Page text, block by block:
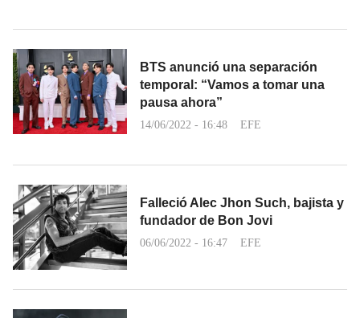
BTS anunció una separación
temporal: “Vamos a tomar una
pausa ahora”
14/06/2022 - 16:48 EFE
Falleció Alec Jhon Such, bajista y
fundador de Bon Jovi
06/06/2022 - 16:47 EFE